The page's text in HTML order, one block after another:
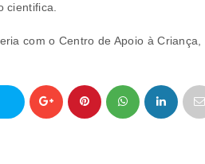
cientifica.
com o Centro de Apoio à Criança,